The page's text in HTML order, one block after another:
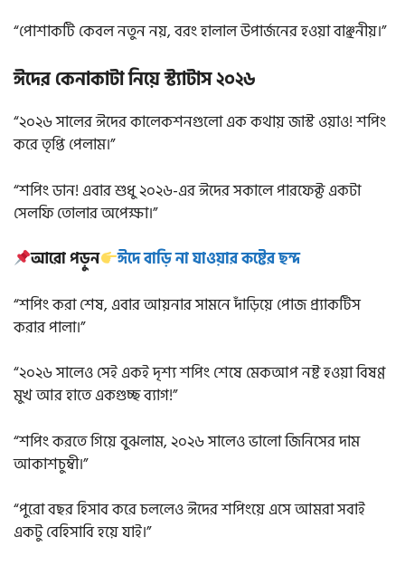
“পোশাকটি কেবল নতুন নয়, বরং হালাল উপার্জনের হওয়া বাঞ্ছনীয়।”
ঈদের কেনাকাটা নিয়ে স্ট্যাটাস ২০২৬
“২০২৬ সালের ঈদের কালেকশনগুলো এক কথায় জাস্ট ওয়াও! শপিং
করে তৃপ্তি পেলাম।”
“শপিং ডান! এবার শুধু ২০২৬-এর ঈদের সকালে পারফেক্ট একটা
সেলফি তোলার অপেক্ষা।”
আরো পড়ুন
ঈদে বাড়ি না যাওয়ার কষ্টের ছন্দ
“শপিং করা শেষ, এবার আয়নার সামনে দাঁড়িয়ে পোজ প্র্যাকটিস
করার পালা।”
“২০২৬ সালেও সেই একই দৃশ্য শপিং শেষে মেকআপ নষ্ট হওয়া বিষণ্ণ
মুখ আর হাতে একগুচ্ছ ব্যাগ!”
“শপিং করতে গিয়ে বুঝলাম, ২০২৬ সালেও ভালো জিনিসের দাম
আকাশচুম্বী।”
“পুরো বছর হিসাব করে চললেও ঈদের শপিংয়ে এসে আমরা সবাই
একটু বেহিসাবি হয়ে যাই।”